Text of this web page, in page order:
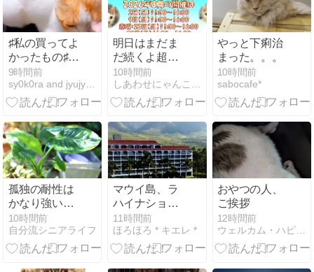
♯私の買ってよ
かったもの♯わ
んこの牛乳♯朝
夕のお散歩♯毎
日飲む ♯心理
の子みてみて
9時間前
sy0k0ra and jyujyu and AI
明日はまだま
だ続くよ超チ
ビッコ祭！
10時間前
やっと下痢治
まった。。。
10時間前
sabocafe*
孤独の耐性は
かなり強い方
と園芸で心を
穏やかにする
10時間前
自分流シニアライフ
マウイ島、ラ
ハイナショア
ズがオープン
していた♡
11時間前
ほろほろ * キエレ *
おやつの人、
ご挨拶
12時間前
ウェルカム・ハピネスはココにあり